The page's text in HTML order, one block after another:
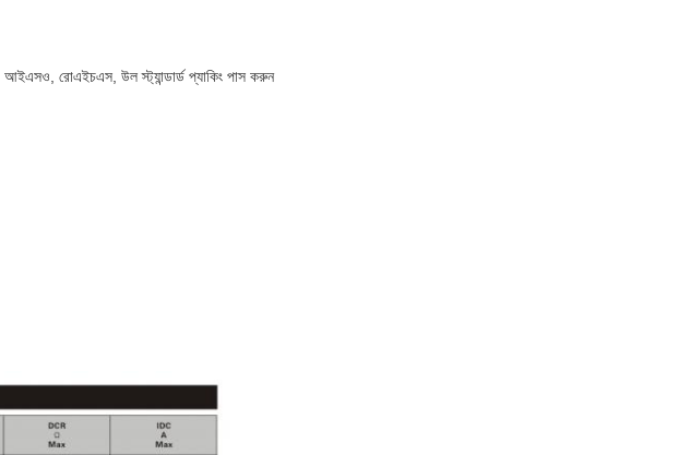
আইএসও, রোএইচএস, উল স্ট্যান্ডার্ড প্যাকিং পাস করুন